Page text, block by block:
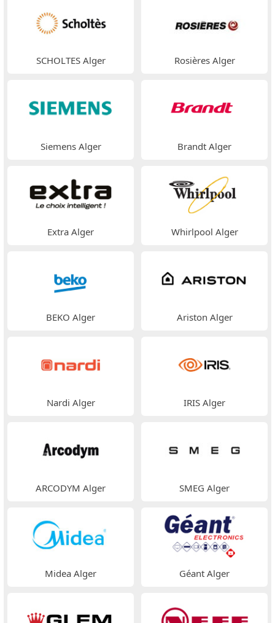
SCHOLTES Alger Rosières Alger
Siemens Alger Brandt Alger
Extra Alger Whirlpool Alger
BEKO Alger Ariston Alger
Nardi Alger IRIS Alger
ARCODYM Alger SMEG Alger
Midea Alger Géant Alger